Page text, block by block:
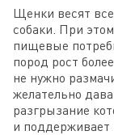
Щенки весят
собаки. При
пищевые
пород рост
не нужно
желательно
разгрызание
и поддерживает